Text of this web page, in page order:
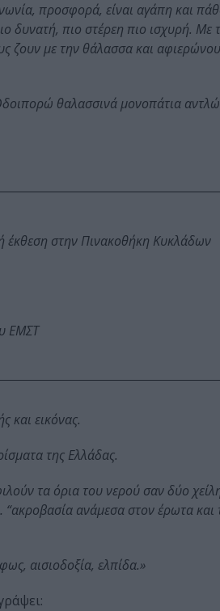
προσφορά, είναι αγάπη και
δυνατή, πιο στέρεη πιο ισχυρή. Με
ζουν με την θάλασσα και
θαλασσινά μονοπάτια
έκθεση στην Πινακοθήκη Κυκλάδων
ΕΜΣΤ
και εικόνας.
της Ελλάδας.
τα όρια του νερού σαν δύο
ανάμεσα στον έρωτα και
αισιοδοξία, ελπίδα.»